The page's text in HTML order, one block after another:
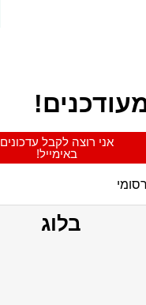
אני רוצה לקבל עדכונים
באימייל!
בלוג